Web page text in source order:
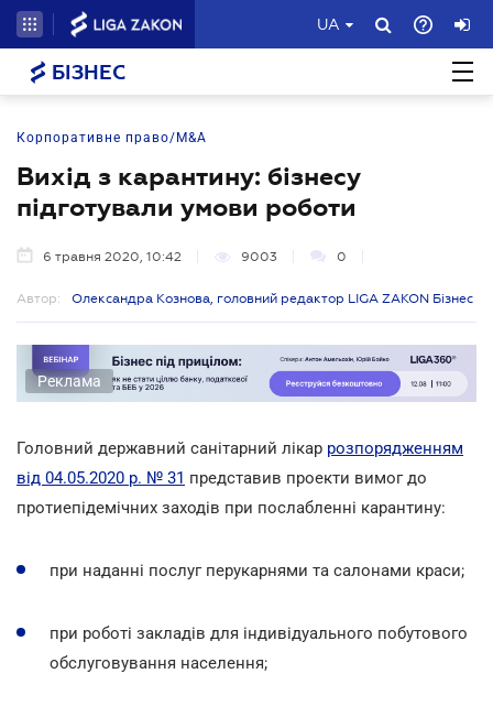
UA
БІЗНЕС
Корпоративне право/M&A
Вихід з карантину: бізнесу
підготували умови роботи
6 травня 2020, 10:42 9003 0
Автор: Олександра Кознова, головний редактор LIGA ZAKON Бізнес
Реклама
Головний державний санітарний лікар розпорядженням
від 04.05.2020 р. № 31 представив проекти вимог до
протиепідемічних заходів при послабленні карантину:
при наданні послуг перукарнями та салонами краси;
при роботі закладів для індивідуального побутового
обслуговування населення;